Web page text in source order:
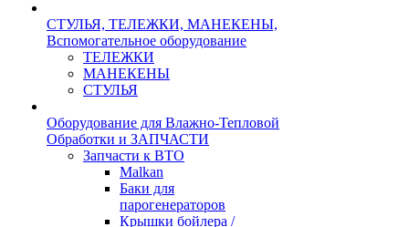
СТУЛЬЯ, ТЕЛЕЖКИ, МАНЕКЕНЫ,
Вспомогательное оборудование
ТЕЛЕЖКИ
МАНЕКЕНЫ
СТУЛЬЯ
Оборудование для Влажно-Тепловой
Обработки и ЗАПЧАСТИ
Запчасти к ВТО
Malkan
Баки для
парогенераторов
Крышки бойлера /